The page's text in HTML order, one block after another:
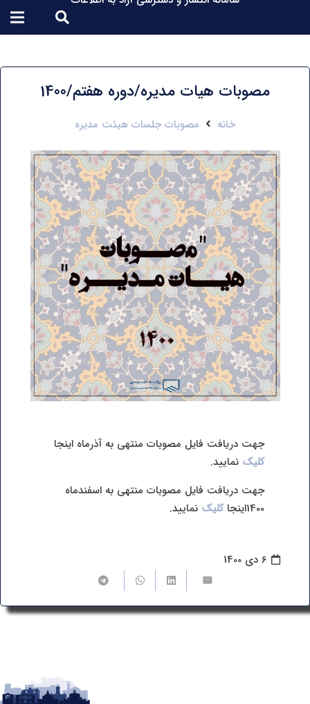
مصوبات هیات مدیره/دوره هفتم/1400
خانه مصوبات جلسات هیئت مدیره
جهت دریافت فایل مصوبات منتهی به آذرماه اینجا
کلیک نمایید.
جهت دریافت فایل مصوبات منتهی به اسفندماه
1400اینجا
کلیک نمایید.
6 دی 1400